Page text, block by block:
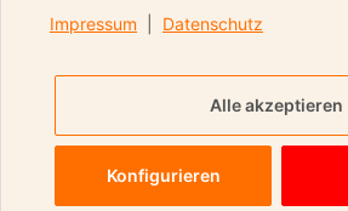
Datenschutzerklärung
widerruflich Informationen zu Ihrem
E-Mail zu.
Impressum Datenschutz
Alle akzeptieren
Konfigurieren